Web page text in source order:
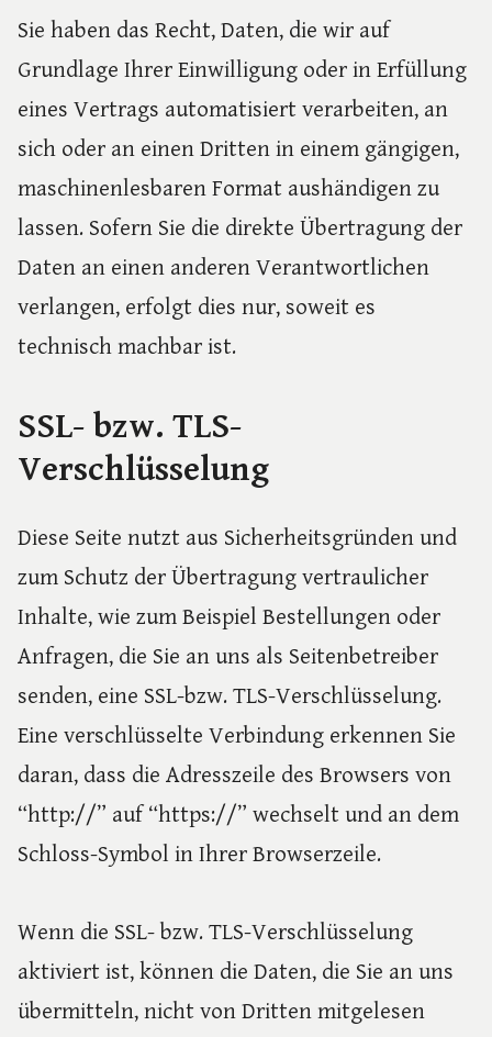
Sie haben das Recht, Daten, die wir auf
Grundlage Ihrer Einwilligung oder in Erfüllung
eines Vertrags automatisiert verarbeiten, an
sich oder an einen Dritten in einem gängigen,
maschinenlesbaren Format aushändigen zu
lassen. Sofern Sie die direkte Übertragung der
Daten an einen anderen Verantwortlichen
verlangen, erfolgt dies nur, soweit es
technisch machbar ist.
SSL- bzw. TLS-
Verschlüsselung
Diese Seite nutzt aus Sicherheitsgründen und
zum Schutz der Übertragung vertraulicher
Inhalte, wie zum Beispiel Bestellungen oder
Anfragen, die Sie an uns als Seitenbetreiber
senden, eine SSL-bzw. TLS-Verschlüsselung.
Eine verschlüsselte Verbindung erkennen Sie
daran, dass die Adresszeile des Browsers von
“http://” auf “https://” wechselt und an dem
Schloss-Symbol in Ihrer Browserzeile.
Wenn die SSL- bzw. TLS-Verschlüsselung
aktiviert ist, können die Daten, die Sie an uns
übermitteln, nicht von Dritten mitgelesen